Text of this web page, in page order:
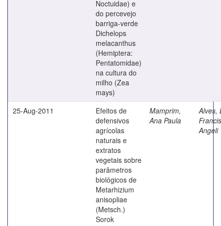
Noctuidae) e
do percevejo
barriga-verde
Dichelops
melacanthus
(Hemiptera:
Pentatomidae)
na cultura do
milho (Zea
mays)
25-Aug-2011
Efeitos de
defensivos
agrícolas
naturais e
extratos
vegetais sobre
parâmetros
biológicos de
Metarhizium
anisopliae
(Metsch.)
Sorok
Mamprim,
Ana Paula
Alves,
Angeli